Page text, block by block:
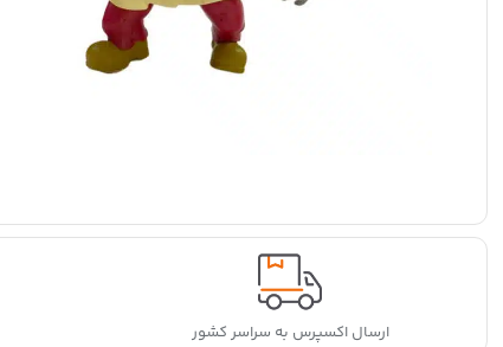
ارسال اکسپرس به سراسر کشور